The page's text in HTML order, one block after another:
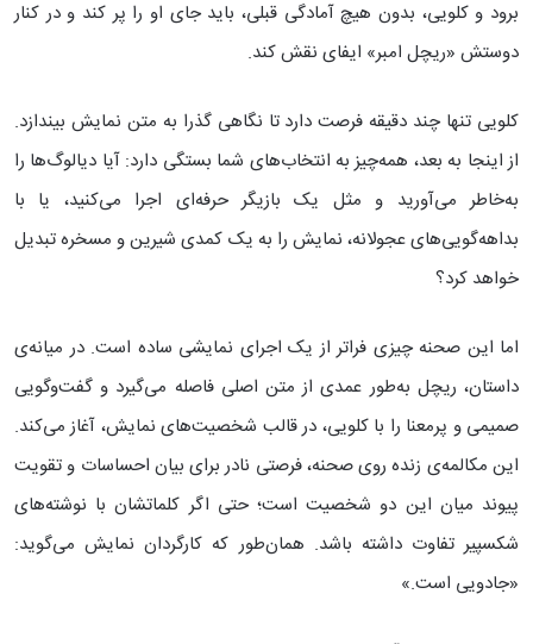
برود و کلویی، بدون هیچ آمادگی قبلی، باید جای او را پر کند و در کنار
دوستش «ریچل امبر» ایفای نقش کند.
کلویی تنها چند دقیقه فرصت دارد تا نگاهی گذرا به متن نمایش بیندازد.
از اینجا به بعد، همه‌چیز به انتخاب‌های شما بستگی دارد: آیا دیالوگ‌ها را
به‌خاطر می‌آورید و مثل یک بازیگر حرفه‌ای اجرا می‌کنید، یا با
بداهه‌گویی‌های عجولانه، نمایش را به یک کمدی شیرین و مسخره تبدیل
خواهد کرد؟
اما این صحنه چیزی فراتر از یک اجرای نمایشی ساده است. در میانه‌ی
داستان، ریچل به‌طور عمدی از متن اصلی فاصله می‌گیرد و گفت‌وگویی
صمیمی و پرمعنا را با کلویی، در قالب شخصیت‌های نمایش، آغاز می‌کند.
این مکالمه‌ی زنده روی صحنه، فرصتی نادر برای بیان احساسات و تقویت
پیوند میان این دو شخصیت است؛ حتی اگر کلماتشان با نوشته‌های
شکسپیر تفاوت داشته باشد. همان‌طور که کارگردان نمایش می‌گوید:
«جادویی است.»